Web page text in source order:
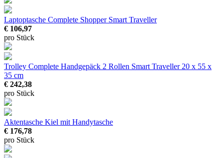
Laptoptasche Complete Shopper Smart Traveller
€ 106,97
pro Stück
Trolley Complete Handgepäck 2 Rollen Smart Traveller 20 x 55 x
35 cm
€ 242,38
pro Stück
Aktentasche Kiel mit Handytasche
€ 176,78
pro Stück